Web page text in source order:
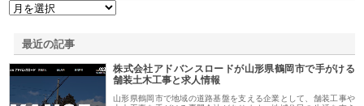
最近の記事
株式会社アドバンスロードが山形県鶴岡市で手がける
舗装土木工事と求人情報
山形県鶴岡市で地域の道路基盤を支える企業として、舗装工事や